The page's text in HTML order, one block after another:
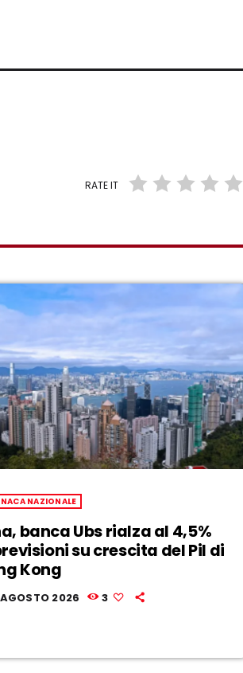
RATE IT
NAZIONALE
banca Ubs rialza al 4,5%
su crescita del Pil di
Kong
2026 3